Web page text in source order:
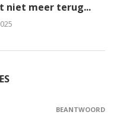
niet meer terug...
BEANTWOORD